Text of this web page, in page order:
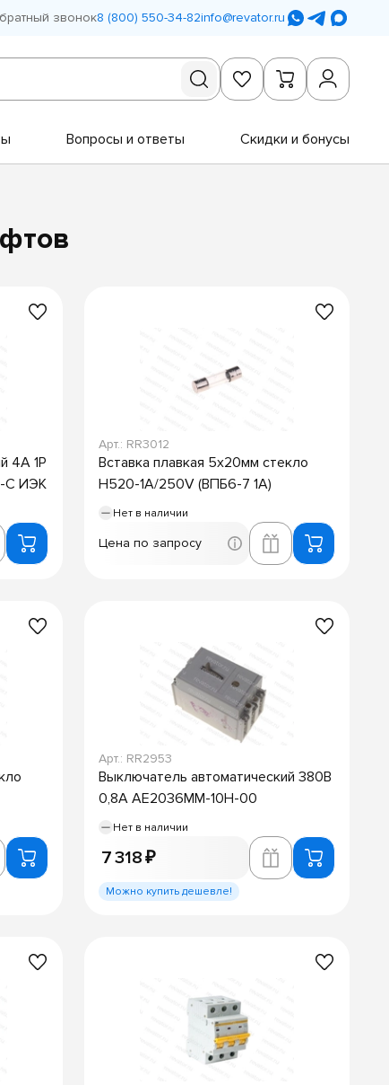
звонок8 (800) 550-34-82info@revator.ru
Вопросы и ответы Скидки и бонусы
4А 1P
C ИЭК
Арт.: RR3012
Вставка плавкая 5х20мм стекло
H520-1A/250V (ВПБ6-7 1А)
Нет в наличии
Цена по запросу
Арт.: RR2953
Выключатель автоматический 380В
0,8А АЕ2036ММ-10Н-00
Нет в наличии
7 318 ₽
Можно купить дешевле!